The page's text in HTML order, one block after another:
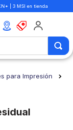
| 3 MSI en tienda
para Impresión